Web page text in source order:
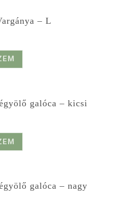
– L
galóca – kicsi
galóca – nagy